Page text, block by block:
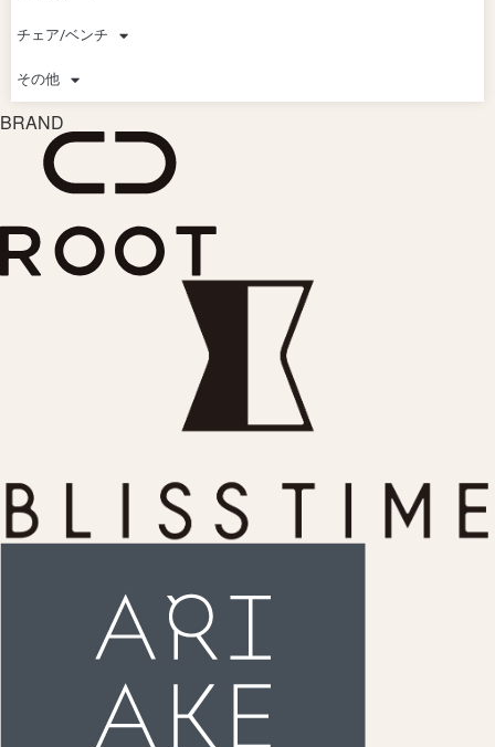
チェア/ベンチ
その他
BRAND